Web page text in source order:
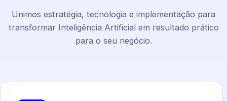
Unimos estratégia, tecnologia e implementação para
transformar Inteligência Artificial em resultado prático
para o seu negócio.